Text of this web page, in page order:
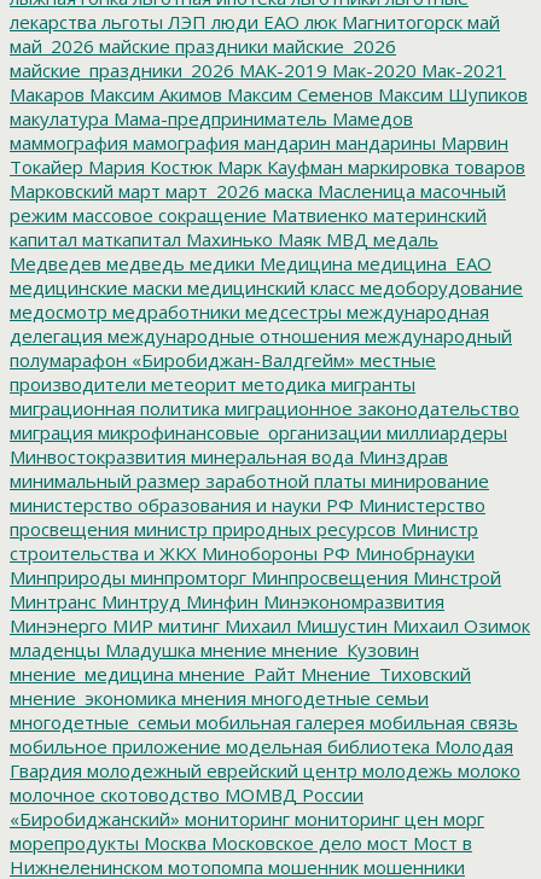
лекарства льготы ЛЭП люди ЕАО люк Магнитогорск май
май_2026 майские праздники майские_2026
майские_праздники_2026 МАК-2019 Мак-2020 Мак-2021
Макаров Максим Акимов Максим Семенов Максим Шупиков
макулатура Мама-предприниматель Мамедов
маммография мамография мандарин мандарины Марвин
Токайер Мария Костюк Марк Кауфман маркировка товаров
Марковский март март_2026 маска Масленица масочный
режим массовое сокращение Матвиенко материнский
капитал маткапитал Махинько Маяк МВД медаль
Медведев медведь медики Медицина медицина_ЕАО
медицинские маски медицинский класс медоборудование
медосмотр медработники медсестры международная
делегация международные отношения международный
полумарафон «Биробиджан-Валдгейм» местные
производители метеорит методика мигранты
миграционная политика миграционное законодательство
миграция микрофинансовые_организации миллиардеры
Минвостокразвития минеральная вода Минздрав
минимальный размер заработной платы минирование
министерство образования и науки РФ Министерство
просвещения министр природных ресурсов Министр
строительства и ЖКХ Минобороны РФ Минобрнауки
Минприроды минпромторг Минпросвещения Минстрой
Минтранс Минтруд Минфин Минэкономразвития
Минэнерго МИР митинг Михаил Мишустин Михаил Озимок
младенцы Младушка мнение мнение_Кузовин
мнение_медицина мнение_Райт Мнение_Тиховский
мнение_экономика мнения многодетные семьи
многодетные_семьи мобильная галерея мобильная связь
мобильное приложение модельная библиотека Молодая
Гвардия молодежный еврейский центр молодежь молоко
молочное скотоводство МОМВД России
«Биробиджанский» мониторинг мониторинг цен морг
морепродукты Москва Московское дело мост Мост в
Нижнеленинском мотопомпа мошенник мошенники